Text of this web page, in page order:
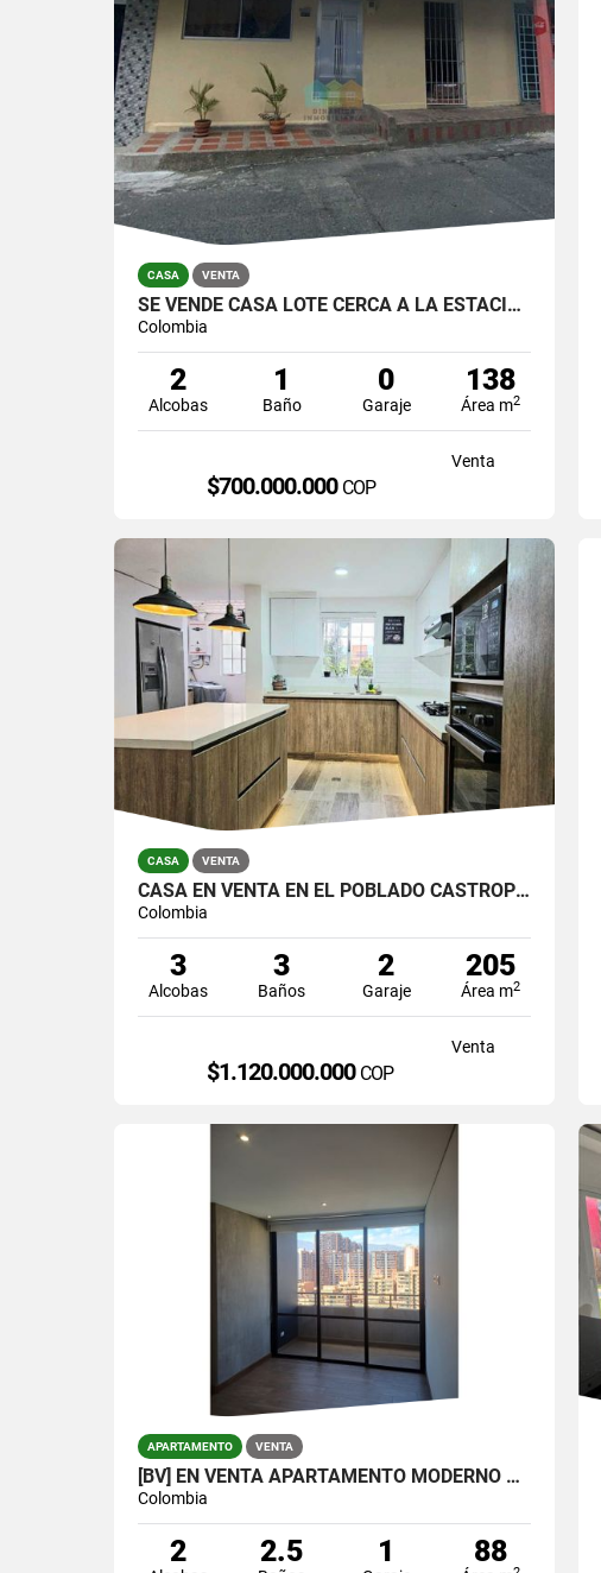
CASA VENTA
SE VENDE CASA LOTE CERCA A LA ESTACION DE SAN JAVIER
Colombia
2
Alcobas
1
Baño
0
Garaje
138
Área m2
Venta
$700.000.000 COP
CASA VENTA
CASA EN VENTA EN EL POBLADO CASTROPOL
Colombia
3
Alcobas
3
Baños
2
Garaje
205
Área m2
Venta
$1.120.000.000 COP
APARTAMENTO VENTA
[BV] EN VENTA APARTAMENTO MODERNO EN CIUDAD DEL RÍO, MEDELLÍN
Colombia
2 2.5 1 88